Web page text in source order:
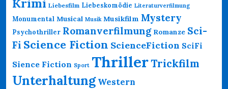
Liebesfilm Liebeskomödie Literaturverfilmung
Monumental Musical Musik Musikfilm Mystery
Psychothriller Romanverfilmung Romanze Sci-
Fi Science Fiction ScienceFiction SciFi
Sience Fiction Sport ThrillerTrickfilm
Unterhaltung Western